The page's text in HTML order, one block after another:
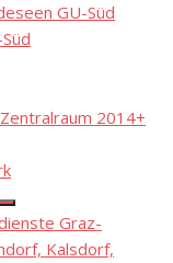
GU-Süd
2014+
Show
sub
menu
Graz-
Kalsdorf,